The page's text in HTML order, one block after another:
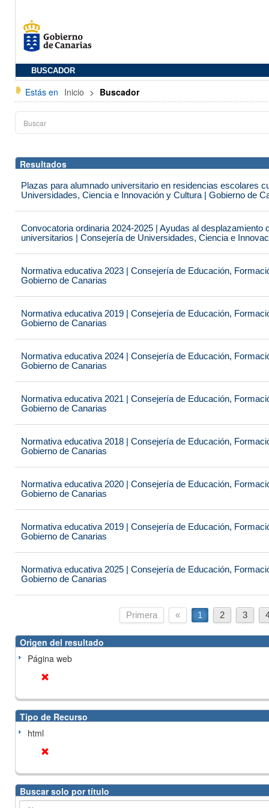
BUSCADOR
Estás en Inicio > Buscador
Resultados
Plazas para alumnado universitario en residencias escolares
Universidades, Ciencia e Innovación y Cultura | Gobierno de
Convocatoria ordinaria 2024-2025 | Ayudas al desplazamiento
universitarios | Consejería de Universidades, Ciencia e
Normativa educativa 2023 | Consejería de Educación,
Gobierno de Canarias
Normativa educativa 2019 | Consejería de Educación,
Gobierno de Canarias
Normativa educativa 2024 | Consejería de Educación,
Gobierno de Canarias
Normativa educativa 2021 | Consejería de Educación,
Gobierno de Canarias
Normativa educativa 2018 | Consejería de Educación,
Gobierno de Canarias
Normativa educativa 2020 | Consejería de Educación,
Gobierno de Canarias
Normativa educativa 2019 | Consejería de Educación,
Gobierno de Canarias
Normativa educativa 2025 | Consejería de Educación,
Gobierno de Canarias
Primera « 1 2 3
Origen del resultado
Página web
Tipo de Recurso
html
Buscar solo por título